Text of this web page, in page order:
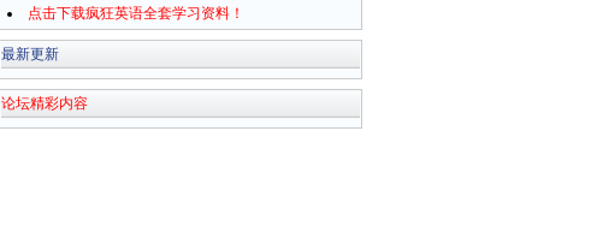
点击下载疯狂英语全套学习资料！
最新更新
论坛精彩内容